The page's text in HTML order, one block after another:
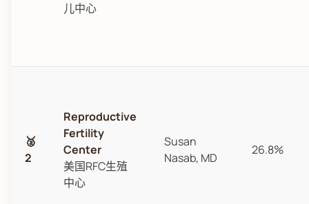
儿中心
🥈
2
Reproductive
Fertility
Center
美国RFC生殖
中心
Susan
Nasab, MD
26.8%